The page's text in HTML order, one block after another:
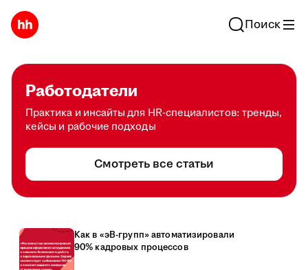
Поиск
Работодатели
Практика и инсайты для HR-специалистов: тренды,
кейсы и рабочие подходы
Смотреть все статьи
Как в «эВ-групп» автоматизировали
90% кадровых процессов